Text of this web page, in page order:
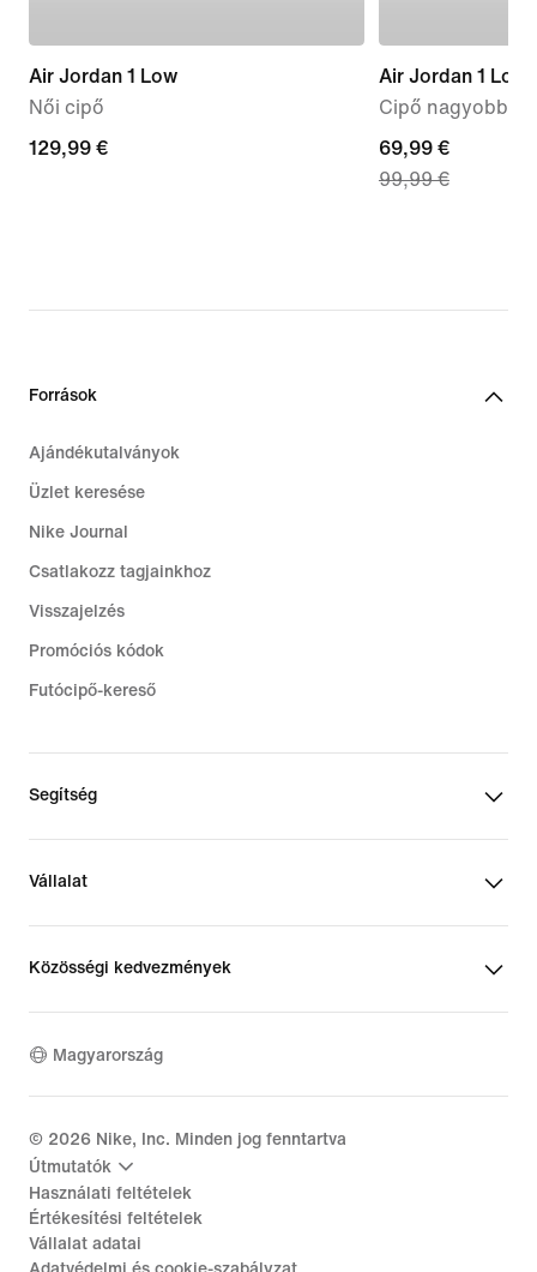
Air Jordan 1 Low
Női cipő
129,99
129,99 €
Air Jordan 1 Low
Cipő nagyobb
current
price
price
69,99 €
99,99 €
Források
Ajándékutalványok
Üzlet keresése
Nike Journal
Csatlakozz tagjainkhoz
Visszajelzés
Promóciós kódok
Futócipő-kereső
Segítség
Vállalat
Közösségi kedvezmények
Magyarország
© 2026 Nike, Inc. Minden jog fenntartva
Útmutatók
Használati feltételek
Értékesítési feltételek
Vállalat adatai